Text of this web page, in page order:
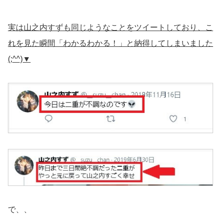
実は山之内すずも同じようなことをツイートしており、こ
れを見た瞬間「わかるわかる！」と納得してしまいました
(;^^)▼
で、、